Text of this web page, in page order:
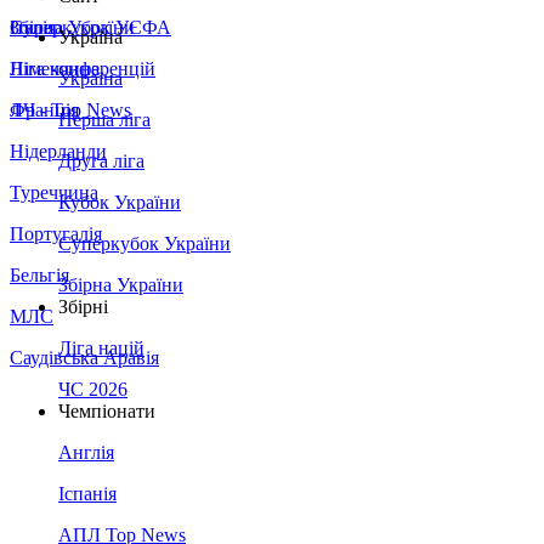
Збірна України
Італія
Німеччина
Франція
Нідерланди
Туреччина
Португалія
Бельгія
МЛС
Саудівська Аравія
Суперкубок УЄФА
Ліга конференцій
ЛЧ - Top News
Україна
Україна
Перша ліга
Друга ліга
Кубок України
Суперкубок України
Збірна України
Збірні
Ліга націй
ЧС 2026
Чемпіонати
Англія
Іспанія
АПЛ Top News